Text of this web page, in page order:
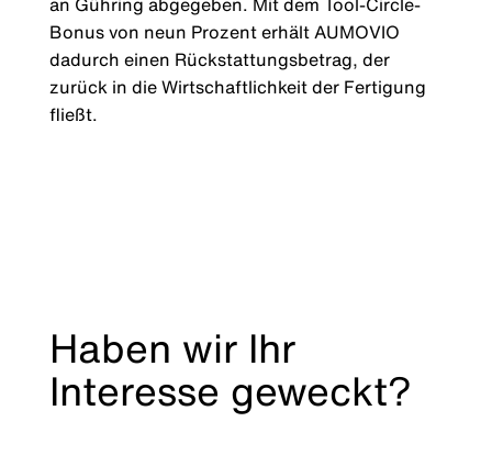
Bonus von neun Prozent erhält AUMOVIO
dadurch einen Rückstattungsbetrag, der
zurück in die Wirtschaftlichkeit der Fertigung
fließt.
Haben wir Ihr
Interesse geweckt?